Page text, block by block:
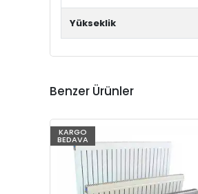
Yükseklik
Benzer Ürünler
KARGO
BEDAVA